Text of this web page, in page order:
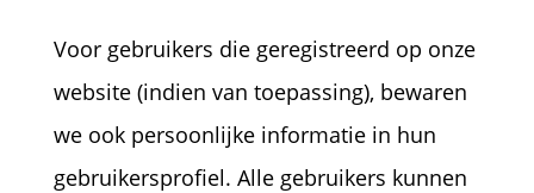
Voor gebruikers die geregistreerd op onze
website (indien van toepassing), bewaren
we ook persoonlijke informatie in hun
gebruikersprofiel. Alle gebruikers kunnen